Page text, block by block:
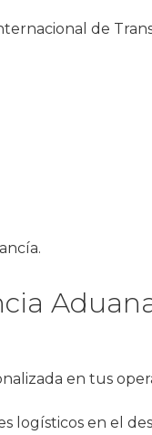
de
en tus
logísticos en el